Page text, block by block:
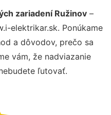
zariadení Ružinov –
elektrikar.sk. Ponúkame
a dôvodov, prečo sa
vám, že nadviazanie
ľutovať.